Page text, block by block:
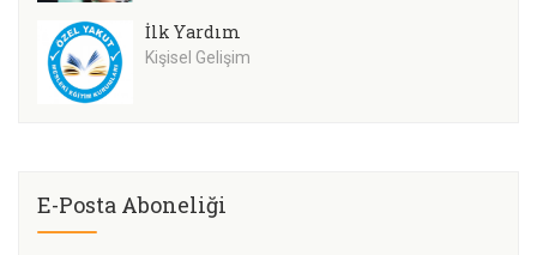
İlk Yardım
Kişisel Gelişim
E-Posta Aboneliği